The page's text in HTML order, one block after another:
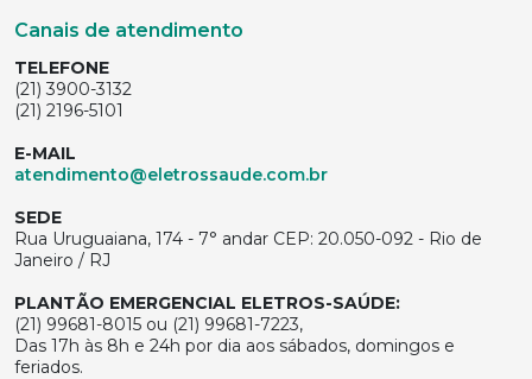
Canais de atendimento
TELEFONE
(21) 3900-3132
(21) 2196-5101
E-MAIL
atendimento@eletrossaude.com.br
SEDE
Rua Uruguaiana, 174 - 7° andar CEP: 20.050-092 - Rio de
Janeiro / RJ
PLANTÃO EMERGENCIAL ELETROS-SAÚDE:
(21) 99681-8015 ou (21) 99681-7223,
Das 17h às 8h e 24h por dia aos sábados, domingos e
feriados.